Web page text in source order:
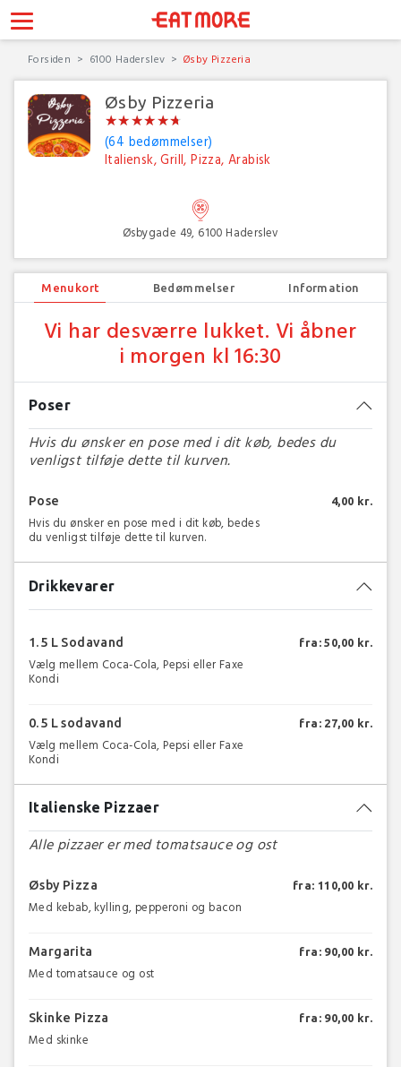
Forsiden 6100 Haderslev Øsby Pizzeria
Øsby Pizzeria
★★★★★★
★★★★★★
(64 bedømmelser)
Italiensk, Grill, Pizza, Arabisk
Øsbygade 49, 6100 Haderslev
Menukort Bedømmelser Information
Vi har desværre lukket. Vi åbner
i morgen kl 16:30
Poser
Hvis du ønsker en pose med i dit køb, bedes du
venligst tilføje dette til kurven.
Pose
Hvis du ønsker en pose med i dit køb, bedes
du venligst tilføje dette til kurven.
4,00 kr.
Drikkevarer
1.5 L Sodavand
Vælg mellem Coca-Cola, Pepsi eller Faxe
Kondi
fra: 50,00 kr.
0.5 L sodavand
Vælg mellem Coca-Cola, Pepsi eller Faxe
Kondi
fra: 27,00 kr.
Italienske Pizzaer
Alle pizzaer er med tomatsauce og ost
Øsby Pizza
Med kebab, kylling, pepperoni og bacon
fra: 110,00 kr.
Margarita
Med tomatsauce og ost
fra: 90,00 kr.
Skinke Pizza
Med skinke
fra: 90,00 kr.